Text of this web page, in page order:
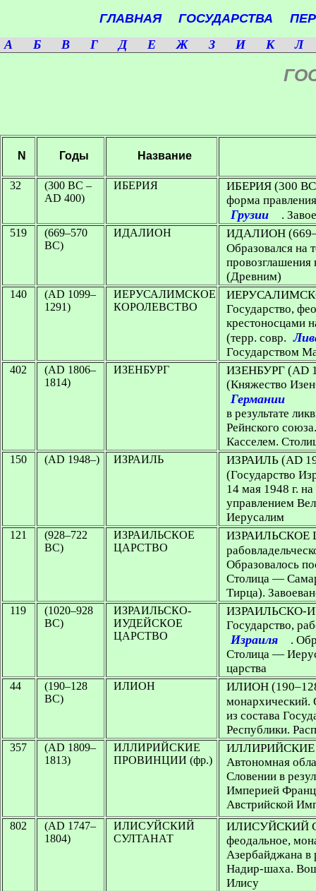
ГЛАВНАЯ ГОСУДАРСТВА
A
Б В Г Д Е Ж З И К Л
N Годы Название
32
(300 BC –
AD 400)
ИБЕРИЯ ИБЕРИЯ (300
форма
Грузии .
519
(669–570
BC)
ИДАЛИОН ИДАЛИОН
Образовался на
провозглашения
(Древним)
140
(AD 1099–
1291)
ИЕРУСАЛИМСКОЕ
КОРОЛЕВСТВО
Государство,
крестоносцами
(терр. совр.
Государством
402
(AD 1806–
1814)
ИЗЕНБУРГ ИЗЕНБУРГ (AD
(Княжество
Германии
в результате
Рейнского
Касселем.
150 (AD 1948–) ИЗРАИЛЬ ИЗРАИЛЬ (AD
(Государство
14 мая 1948 г.
управлением
Иерусалим
121
(928–722
BC)
ИЗРАИЛЬСКОЕ
ЦАРСТВО
ИЗРАИЛЬСКОЕ
Образовалось
Столица —
Тирца).
119
(1020–928
BC)
ИЗРАИЛЬСКО-
ИУДЕЙСКОЕ
ЦАРСТВО
ИЗРАИЛЬСКО-
Государство,
Израиля
.
Столица —
царства
44
(190–128
BC)
ИЛИОН ИЛИОН
монархический.
из состава
Республики.
357
(AD 1809–
1813)
ИЛЛИРИЙСКИЕ
ПРОВИНЦИИ (фр.)
Автономная
Словении в
Империей
Австрийской
802
(AD 1747–
1804)
ИЛИСУЙСКИЙ
СУЛТАНАТ
ИЛИСУЙСКИЙ
феодальное,
Азербайджана в
Надир-шаха.
Илису